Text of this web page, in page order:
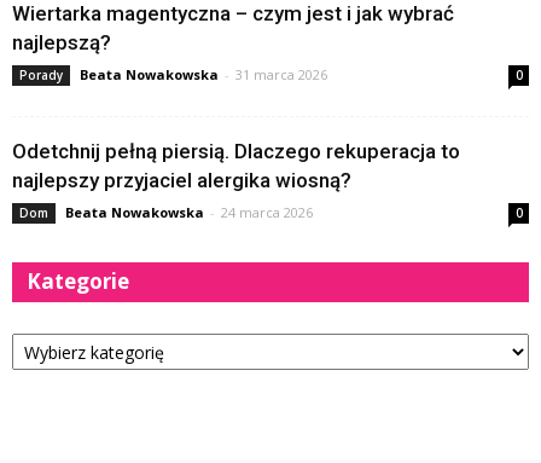
Wiertarka magentyczna – czym jest i jak wybrać
najlepszą?
Porady Beata Nowakowska - 31 marca 2026 0
Odetchnij pełną piersią. Dlaczego rekuperacja to
najlepszy przyjaciel alergika wiosną?
Dom Beata Nowakowska - 24 marca 2026 0
Kategorie
Kategorie